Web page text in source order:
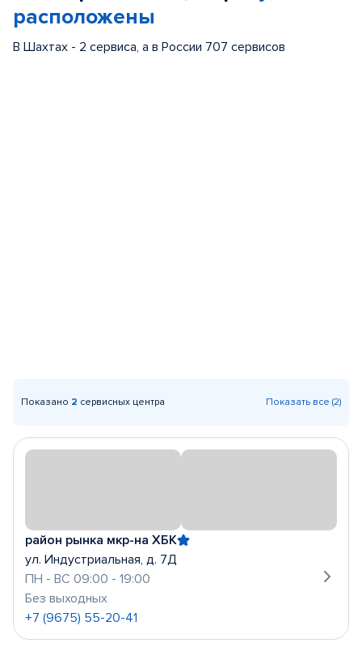
расположены
В Шахтах - 2 сервиса, а в России 707 сервисов
Показано 2 сервисных центра Показать все (2)
район рынка мкр-на ХБК
ул. Индустриальная, д. 7Д
ПН - ВС 09:00 - 19:00
Без выходных
+7 (9675) 55-20-41